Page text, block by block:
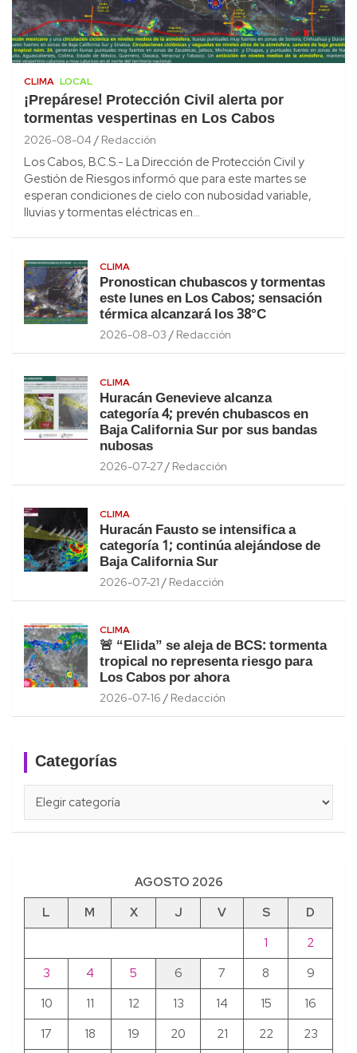
CLIMA LOCAL
¡Prepárese! Protección Civil alerta por
tormentas vespertinas en Los Cabos
2026-08-04 Redacción
Los Cabos, B.C.S.- La Dirección de Protección Civil y
Gestión de Riesgos informó que para este martes se
esperan condiciones de cielo con nubosidad variable,
lluvias y tormentas eléctricas en…
CLIMA
Pronostican chubascos y tormentas
este lunes en Los Cabos; sensación
térmica alcanzará los 38°C
2026-08-03 Redacción
CLIMA
Huracán Genevieve alcanza
categoría 4; prevén chubascos en
Baja California Sur por sus bandas
nubosas
2026-07-27 Redacción
CLIMA
Huracán Fausto se intensifica a
categoría 1; continúa alejándose de
Baja California Sur
2026-07-21 Redacción
CLIMA
🚨 “Elida” se aleja de BCS: tormenta
tropical no representa riesgo para
Los Cabos por ahora
2026-07-16 Redacción
Categorías
AGOSTO 2026
L
M X J V S
D
1
2
3
4 5 6 7 8
9
10
11 12 13 14 15
16
17
18 19 20 21 22 23